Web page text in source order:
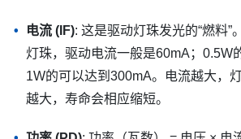
电流 (IF): 这是驱动灯珠发光的“燃料”
灯珠，驱动电流一般是60mA；0.5W
1W的可以达到300mA。电流越大，
越大，寿命会相应缩短。